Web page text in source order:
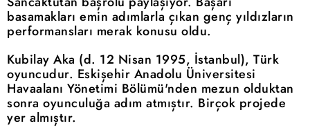
basamakları emin adımlarla çıkan genç yıldızların
performansları merak konusu oldu.
Kubilay Aka (d. 12 Nisan 1995, İstanbul), Türk
oyuncudur. Eskişehir Anadolu Üniversitesi
Havaalanı Yönetimi Bölümü'nden mezun olduktan
sonra oyunculuğa adım atmıştır. Birçok projede
yer almıştır.